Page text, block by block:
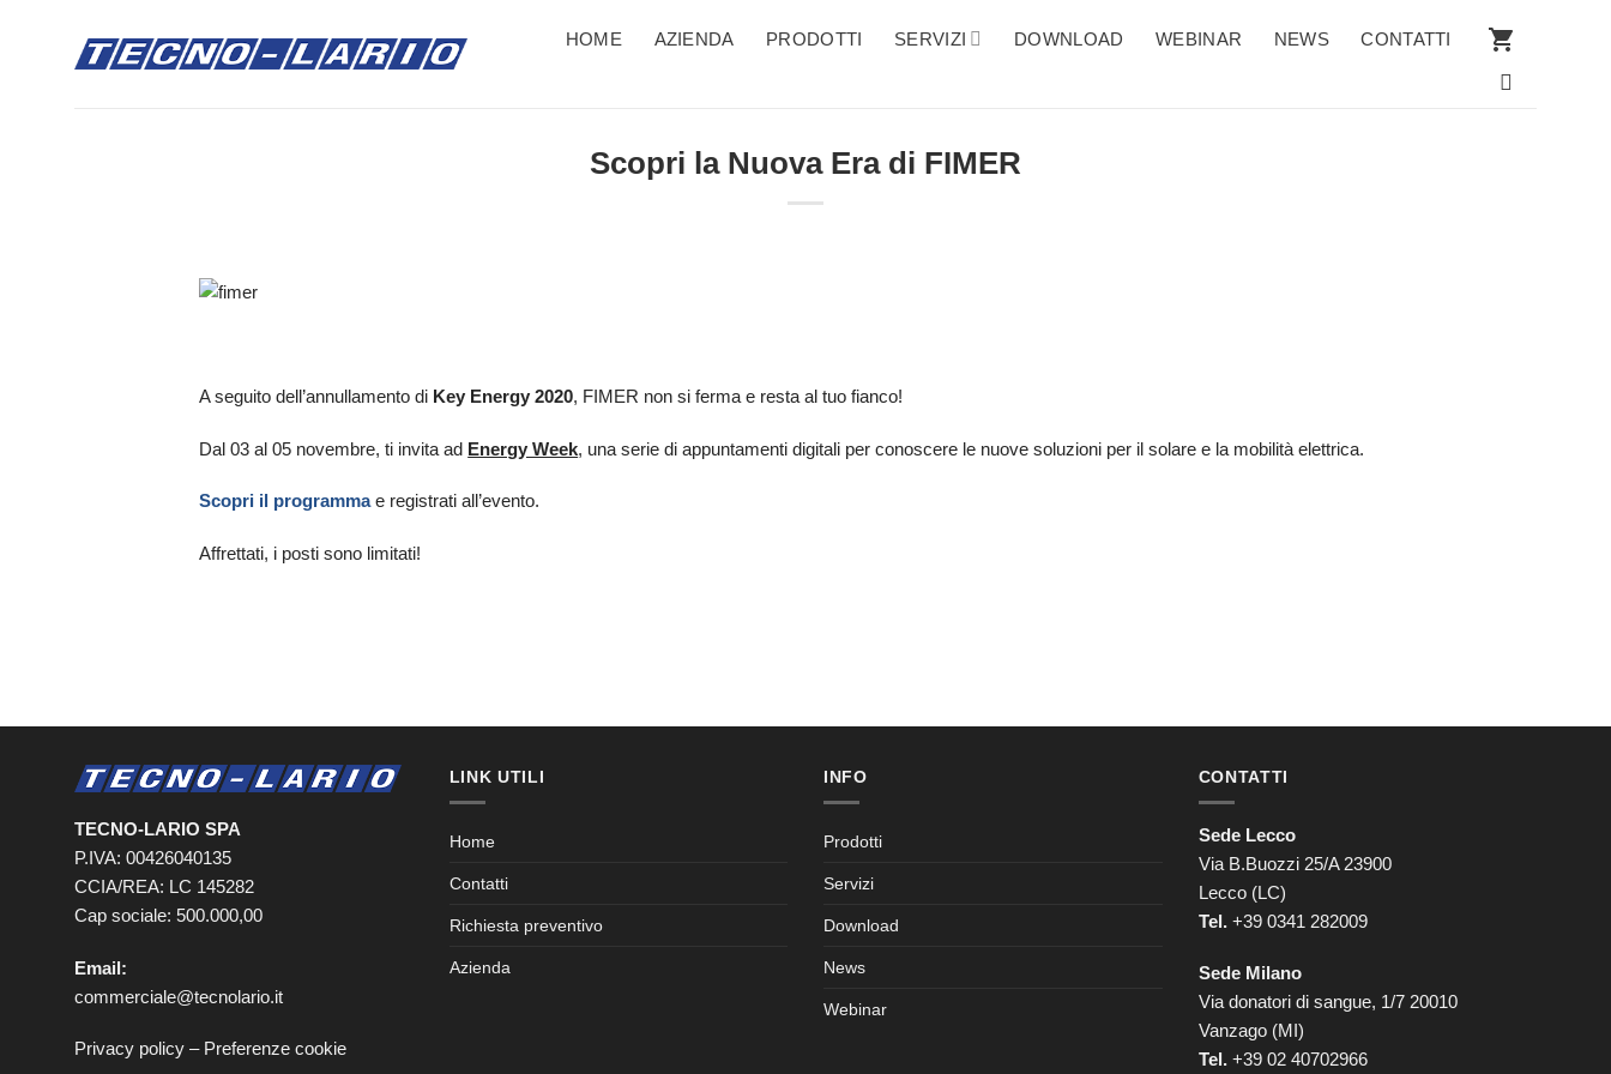
HOME AZIENDA PRODOTTI SERVIZI DOWNLOAD WEBINAR NEWS CONTATTI
Scopri la Nuova Era di FIMER
A seguito dell’annullamento di Key Energy 2020, FIMER non si ferma e resta al tuo fianco!
Dal 03 al 05 novembre, ti invita ad Energy Week, una serie di appuntamenti digitali per conoscere le nuove soluzioni per il solare e la mobilità elettrica.
Scopri il programmae registrati all’evento.
Affrettati, i posti sono limitati!
TECNO-LARIO SPA
P.IVA: 00426040135
CCIA/REA: LC 145282
Cap sociale: 500.000,00
Email:
commerciale@tecnolario.it
Privacy policy – Preferenze cookie
LINK UTILI
Home
Contatti
Richiesta preventivo
Azienda
INFO
Prodotti
Servizi
Download
News
Webinar
CONTATTI
Sede Lecco
Via B.Buozzi 25/A 23900
Lecco (LC)
Tel. +39 0341 282009
Sede Milano
Via donatori di sangue, 1/7 20010
Vanzago (MI)
Tel. +39 02 40702966